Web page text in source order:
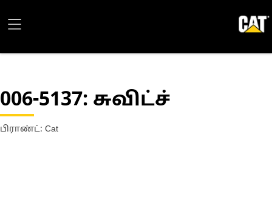
006-5137: சுவிட்ச்
பிராண்ட்: Cat